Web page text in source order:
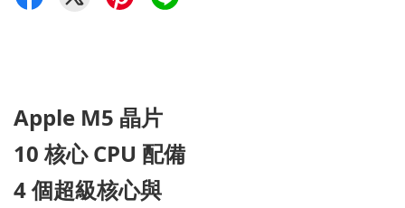
Apple M5 晶片
10 核心 CPU 配備
4 個超級核心與